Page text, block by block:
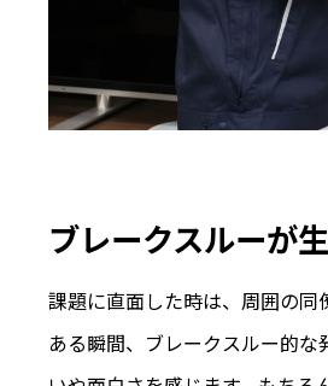
ブレークスルーが
課題に直面した時は、周囲の
ある瞬間、ブレークスルー的